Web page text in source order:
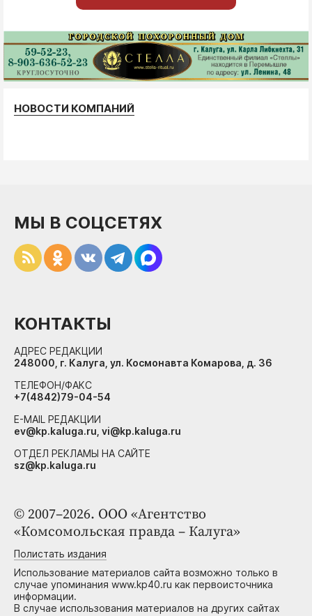
НОВОСТИ КОМПАНИЙ
© 2007–2026. ООО «Агентство
«Комсомольская правда – Калуга»
Полистать издания
Использование материалов сайта возможно только в
случае упоминания www.kp40.ru как первоисточника
информации.
В случае использования материалов на других сайтах
МЫ В СОЦСЕТЯХ
КОНТАКТЫ
АДРЕС РЕДАКЦИИ
248000, г. Калуга, ул. Космонавта Комарова, д. 36
ТЕЛЕФОН/ФАКС
+7(4842)79-04-54
E-MAIL РЕДАКЦИИ
ev@kp.kaluga.ru, vi@kp.kaluga.ru
ОТДЕЛ РЕКЛАМЫ НА САЙТЕ
sz@kp.kaluga.ru